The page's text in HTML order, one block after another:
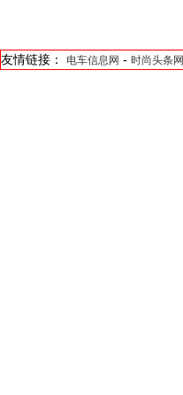
友情链接： 电车信息网 - 时尚头条网